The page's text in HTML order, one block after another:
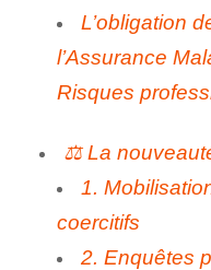
L’obligation
l’Assurance
Risques
⚖️ La
1.
coercitifs
2. Enquêtes